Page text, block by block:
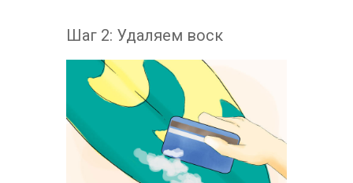
Шаг 2: Удаляем воск